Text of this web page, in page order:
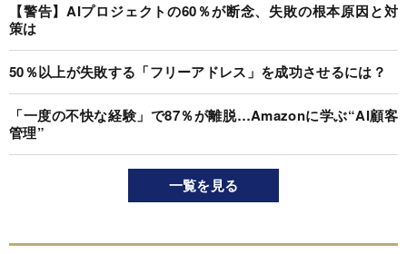
【警告】AIプロジェクトの60％が断念、失敗の根本原因と対
策は
50％以上が失敗する「フリーアドレス」を成功させるには？
「一度の不快な経験」で87％が離脱…Amazonに学ぶ“AI顧客
管理”
一覧を見る